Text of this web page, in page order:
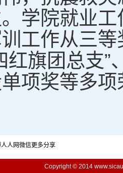
学院就业
工作从三
红旗团总支”
项奖等多项
人人网微信更多分享
Copyright © 2014